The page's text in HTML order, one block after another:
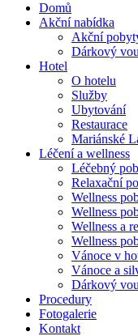
Domů
Akční nabídka
Akční
Dárkový
Hotel
O hotelu
Služby
Ubytování
Restaurace
Mariánské
Léčení a wellness
Léčebný
Relaxační
Wellness
Wellness
Wellness a
Wellness
Vánoce v
Vánoce a
Dárkový
Procedury
Fotogalerie
Kontakt